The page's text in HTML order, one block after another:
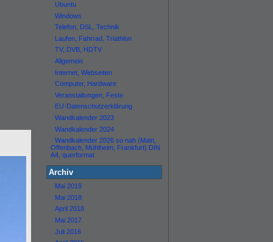
Ubuntu
Windows
Telefon, DSL, Technik
Laufen, Fahrrad, Triathlon
TV, DVB, HDTV
Allgemein
Internet, Webseiten
Computer, Hardware
Veranstaltungen, Feste
EU-Datenschutzerklärung
Wandkalender 2023
Wandkalender 2024
Wandkalender 2026 so nah (Main,
Offenbach, Mühlheim, Frankfurt) DIN
A4, querformat
Archiv
Mai 2019
Mai 2018
April 2018
Mai 2017
Juli 2016